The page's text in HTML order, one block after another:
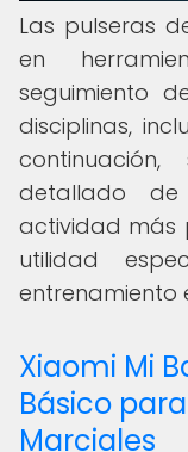
Las pulseras
en
seguimiento
disciplinas,
detallado
actividad más
utilidad
entrenamiento
Xiaomi Mi
Básico
Marciales